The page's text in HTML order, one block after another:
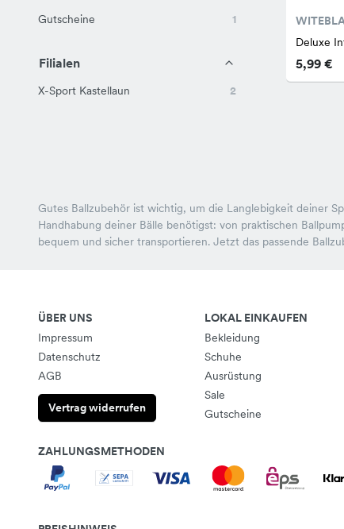
Gutscheine
1
Filialen
X-Sport Kastellaun 2
Deluxe
5,99 €
Gutes Ballzubehör ist wichtig, um die Langlebigkeit deiner
Handhabung deiner Bälle benötigst: von praktischen
bequem und sicher transportieren. Jetzt das passende
ÜBER UNS
Impressum
Datenschutz
AGB
Vertrag widerrufen
LOKAL EINKAUFEN
Bekleidung
Schuhe
Ausrüstung
Sale
Gutscheine
ZAHLUNGSMETHODEN